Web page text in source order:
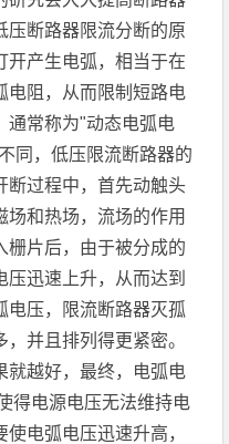
压断路器限流分断的原
开产生电弧，相当于在
电阻，从而限制短路电
通常称为"动态电弧电
同，低压限流断路器的
断过程中，首先动触头
场和热场，流场的作用
栅片后，由于被分成的
迅速上升，从而达到
电压，限流断路器灭孤
并且排列得更紧密。
就越好，最终，电弧电
得电源电压无法维持电
电弧电压迅速升高，